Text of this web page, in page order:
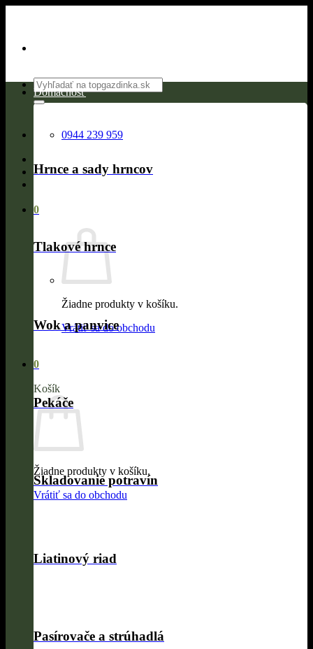
Hľadať:
0944 239 959
0
Žiadne produkty v košíku.
Vrátiť sa do obchodu
0
Košík
Žiadne produkty v košíku.
Vrátiť sa do obchodu
Domácnosť
Hrnce a sady hrncov
Tlakové hrnce
Wok a panvice
Pekáče
Skladovanie potravín
Liatinový riad
Pasírovače a strúhadlá